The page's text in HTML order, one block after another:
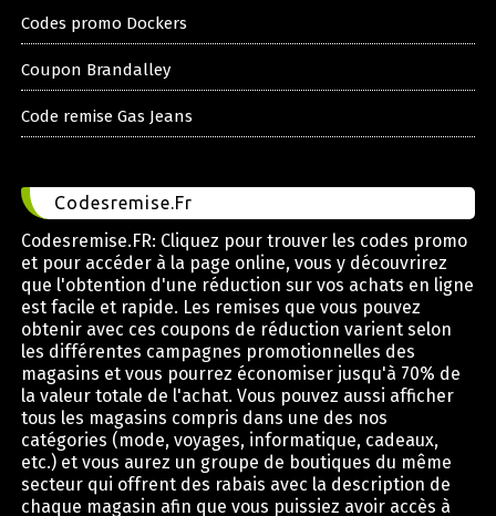
Codes promo Dockers
Coupon Brandalley
Code remise Gas Jeans
Codesremise.Fr
Codesremise.FR: Cliquez pour trouver les codes promo
et pour accéder à la page online, vous y découvrirez
que l'obtention d'une réduction sur vos achats en ligne
est facile et rapide. Les remises que vous pouvez
obtenir avec ces coupons de réduction varient selon
les différentes campagnes promotionnelles des
magasins et vous pourrez économiser jusqu'à 70% de
la valeur totale de l'achat. Vous pouvez aussi afficher
tous les magasins compris dans une des nos
catégories (mode, voyages, informatique, cadeaux,
etc.) et vous aurez un groupe de boutiques du même
secteur qui offrent des rabais avec la description de
chaque magasin afin que vous puissiez avoir accès à